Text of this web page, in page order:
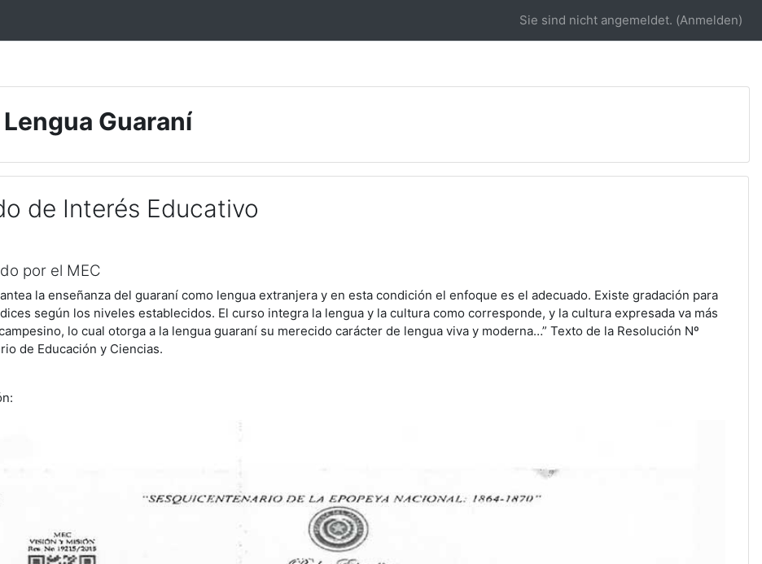
Sie sind nicht angemeldet. (Anmelden)
Guaraní
de Interés Educativo
por el MEC
la enseñanza del guaraní como lengua extranjera y en esta condición el enfoque es el adecuado. Existe gradación para
según los niveles establecidos. El curso integra la lengua y la cultura como corresponde, y la cultura expresada va más
lo cual otorga a la lengua guaraní su merecido carácter de lengua viva y moderna…” Texto de la Resolución Nº
de Educación y Ciencias.